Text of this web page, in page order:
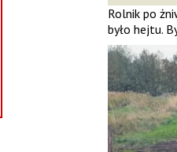
Rolnik po
było hejtu.